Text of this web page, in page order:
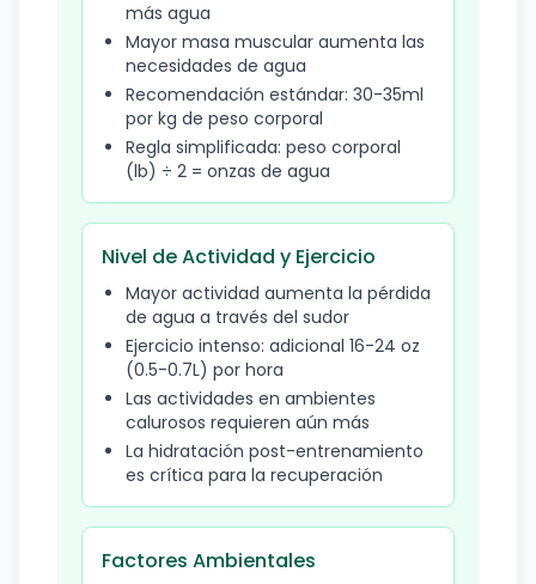
más agua
Mayor masa muscular aumenta las
necesidades de agua
Recomendación estándar: 30-35ml
por kg de peso corporal
Regla simplificada: peso corporal
(lb) ÷ 2 = onzas de agua
Nivel de Actividad y Ejercicio
Mayor actividad aumenta la pérdida
de agua a través del sudor
Ejercicio intenso: adicional 16-24 oz
(0.5-0.7L) por hora
Las actividades en ambientes
calurosos requieren aún más
La hidratación post-entrenamiento
es crítica para la recuperación
Factores Ambientales